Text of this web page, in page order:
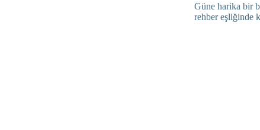
Güne harika bir
rehber eşliğinde